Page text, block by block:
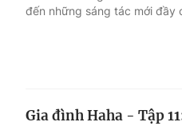
đến những sáng tác mới đầy
Gia đình Haha - Tập